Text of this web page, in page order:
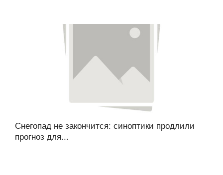
Снегопад не закончится: синоптики продлили
прогноз для...